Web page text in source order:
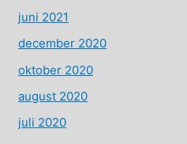
juni 2021
december 2020
oktober 2020
august 2020
juli 2020